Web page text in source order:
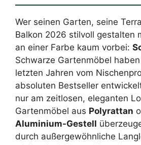
Wer seinen Garten, seine
Balkon 2026 stilvoll gestalten
an einer Farbe kaum vorbei:
Schwarze Gartenmöbel
letzten Jahren vom
absoluten Bestseller
nur am zeitlosen, eleganten
Gartenmöbel aus Polyrattan
Aluminium-Gestell
durch außergewöhnliche